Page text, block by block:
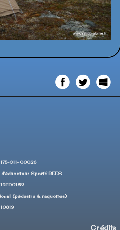
311-00026
Sportif BEES
(pédestre & raquettes)
Crédits